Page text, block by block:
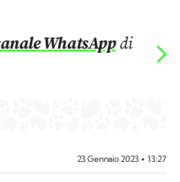
WhatsAppdi
23 Gennaio 2023 13:27